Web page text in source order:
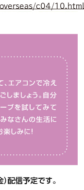
c04/10.html